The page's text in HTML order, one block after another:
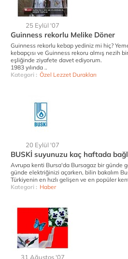
25 Eylül '07
Guinness rekorlu Melike Döner
Guinness rekorlu kebap yediniz mi hiç?
kebapçısı ve Guinness rekoru almış nezih
eşliğinde ziyafete davet ediyorum.
1983 yılında ..
Kategori : Özel Lezzet Durakları
20 Eylül '07
BUSKİ suyunuzu kaç haftada
Avrupa kenti Bursa'da Bursagaz bir günde
günde elektriğinizi açarken, bilin bakalım
Türkiyenin en hızlı gelişen ve en popüler
Kategori : Haber
31 Ağustos '07